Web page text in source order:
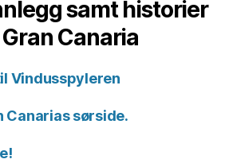
samt historier
Canaria
Vindusspyleren
Canarias sørside.